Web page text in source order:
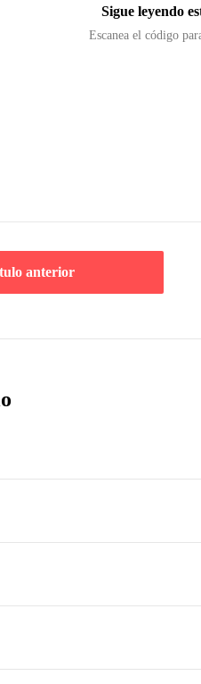
Sigue leyendo
Escanea el código
anterior